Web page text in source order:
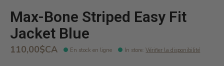
Max-Bone Striped Easy Fit
Jacket Blue
110,00$CA En stock en ligne In store:Vérifier la disponibilité